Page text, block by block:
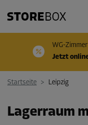
WG-
Jetzt
Startseite > Leipzig
Lagerraum